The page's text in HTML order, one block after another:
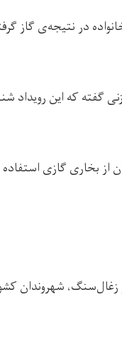
در نتیجه‌ی گاز
بخاری گازی
زغال‌سنگ، شهروندان